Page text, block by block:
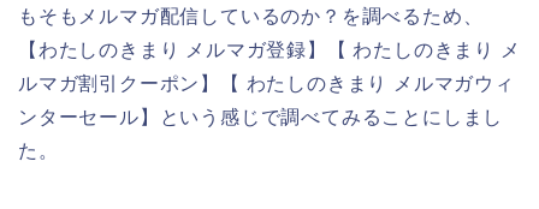
もそもメルマガ配信しているのか？を調べるため、
【わたしのきまり メルマガ登録】【 わたしのきまり メ
ルマガ割引クーポン】【 わたしのきまり メルマガウィ
ンターセール】という感じで調べてみることにしまし
た。